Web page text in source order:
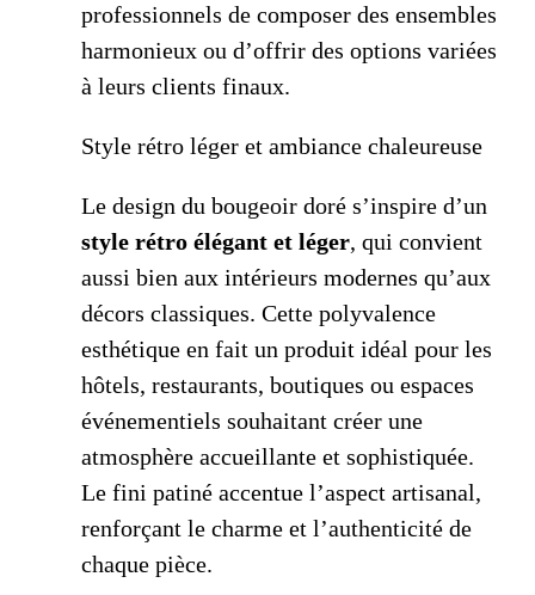
professionnels de composer des ensembles
harmonieux ou d’offrir des options variées
à leurs clients finaux.
Style rétro léger et ambiance chaleureuse
Le design du bougeoir doré s’inspire d’un
style rétro élégant et léger, qui convient
aussi bien aux intérieurs modernes qu’aux
décors classiques. Cette polyvalence
esthétique en fait un produit idéal pour les
hôtels, restaurants, boutiques ou espaces
événementiels souhaitant créer une
atmosphère accueillante et sophistiquée.
Le fini patiné accentue l’aspect artisanal,
renforçant le charme et l’authenticité de
chaque pièce.